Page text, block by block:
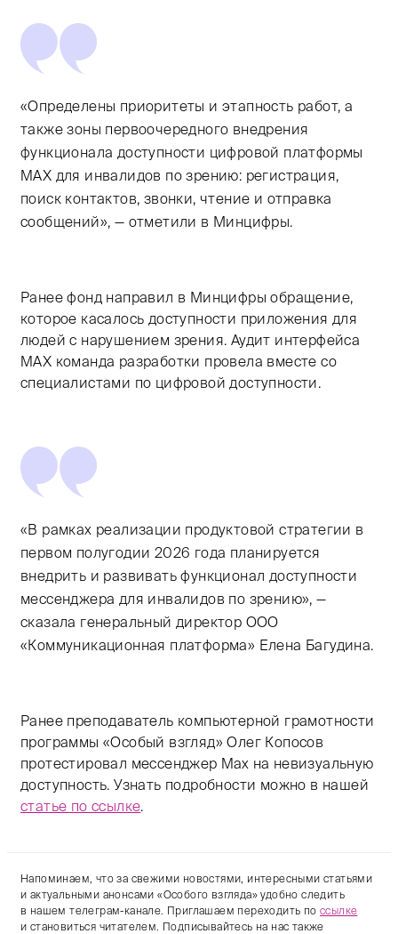
«Определены приоритеты и этапность работ, а
также зоны первоочередного внедрения
функционала доступности цифровой платформы
MAX для инвалидов по зрению: регистрация,
поиск контактов, звонки, чтение и отправка
сообщений», — отметили в Минцифры.
Ранее фонд направил в Минцифры обращение,
которое касалось доступности приложения для
людей с нарушением зрения. Аудит интерфейса
MAX команда разработки провела вместе со
специалистами по цифровой доступности.
«В рамках реализации продуктовой стратегии в
первом полугодии 2026 года планируется
внедрить и развивать функционал доступности
мессенджера для инвалидов по зрению», —
сказала генеральный директор ООО
«Коммуникационная платформа» Елена Багудина.
Ранее преподаватель компьютерной грамотности
программы «Особый взгляд» Олег Копосов
протестировал мессенджер Max на невизуальную
доступность. Узнать подробности можно в нашей
статье по ссылке.
Напоминаем, что за свежими новостями, интересными статьями
и актуальными анонсами «Особого взгляда» удобно следить
в нашем телеграм-канале. Приглашаем переходить по ссылке
и становиться читателем. Подписывайтесь на нас также